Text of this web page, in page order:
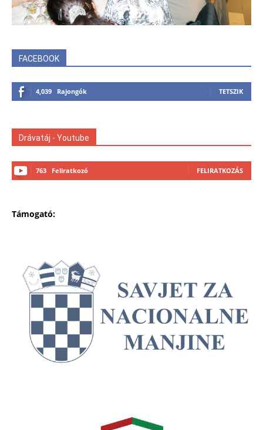
FACEBOOK
4,039 Rajongók TETSZIK
Drávatáj - Youtube
763 Feliratkozó FELIRATKOZÁS
Támogató: